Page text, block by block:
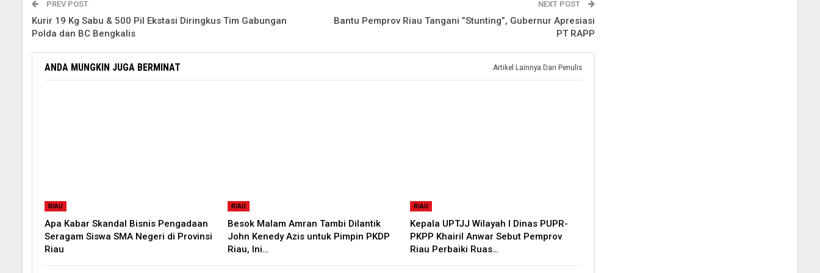
PREV POST
Kurir 19 Kg Sabu & 500 Pil Ekstasi Diringkus Tim Gabungan
Polda dan BC Bengkalis
NEXT POST
Bantu Pemprov Riau Tangani ”Stunting”, Gubernur Apresiasi
PT RAPP
ANDA MUNGKIN JUGA BERMINAT Artikel Lainnya Dari Penulis
RIAU
Apa Kabar Skandal Bisnis Pengadaan
Seragam Siswa SMA Negeri di Provinsi
Riau
RIAU
Besok Malam Amran Tambi Dilantik
John Kenedy Azis untuk Pimpin PKDP
Riau, Ini…
RIAU
Kepala UPTJJ Wilayah I Dinas PUPR-
PKPP Khairil Anwar Sebut Pemprov
Riau Perbaiki Ruas…